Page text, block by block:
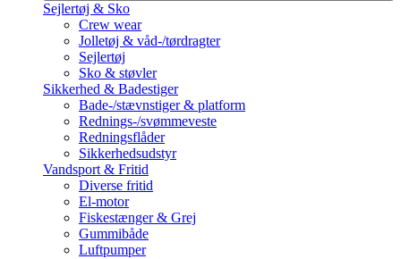
Sejlertøj & Sko
Crew wear
Jolletøj & våd-/tørdragter
Sejlertøj
Sko & støvler
Sikkerhed & Badestiger
Bade-/stævnstiger & platform
Rednings-/svømmeveste
Redningsflåder
Sikkerhedsudstyr
Vandsport & Fritid
Diverse fritid
El-motor
Fiskestænger & Grej
Gummibåde
Luftpumper